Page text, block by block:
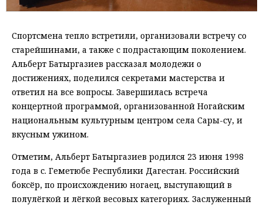
Спортсмена тепло встретили, организовали встречу со
старейшинами, а также с подрастающим поколением.
Альберт Батыргазиев рассказал молодежи о
достижениях, поделился секретами мастерства и
ответил на все вопросы. Завершилась встреча
концертной программой, организованной Ногайским
национальным культурным центром села Сары-су, и
вкусным ужином.
Отметим, Альберт Батыргазиев родился 23 июня 1998
года в с. Геметюбе Республики Дагестан. Российский
боксёр, по происхождению ногаец, выступающий в
полулёгкой и лёгкой весовых категориях. Заслуженный